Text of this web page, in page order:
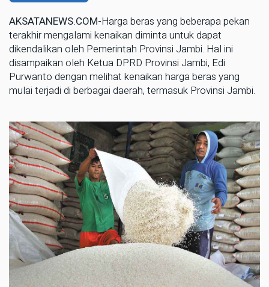
AKSATANEWS.COM-Harga beras yang beberapa pekan
terakhir mengalami kenaikan diminta untuk dapat
dikendalikan oleh Pemerintah Provinsi Jambi. Hal ini
disampaikan oleh Ketua DPRD Provinsi Jambi, Edi
Purwanto dengan melihat kenaikan harga beras yang
mulai terjadi di berbagai daerah, termasuk Provinsi Jambi.